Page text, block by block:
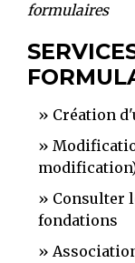
formulaires
Création
Consulter
fondations